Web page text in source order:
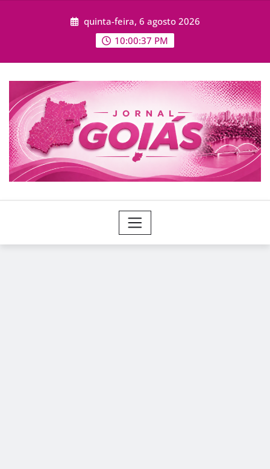
quinta-feira, 6 agosto 2026
10:00:38 PM